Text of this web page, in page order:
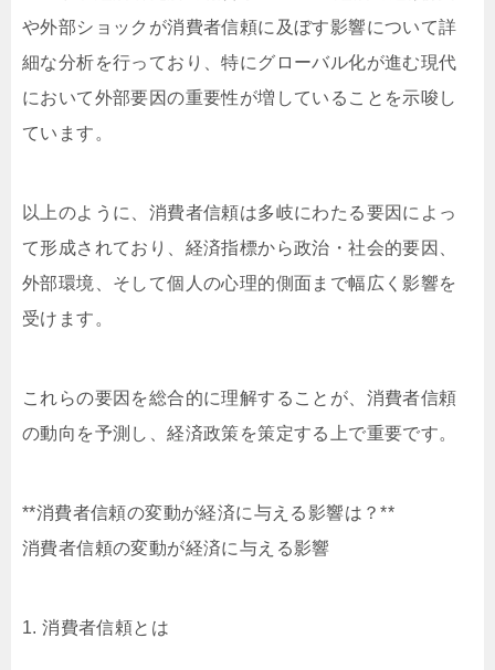
や外部ショックが消費者信頼に及ぼす影響について詳
細な分析を行っており、特にグローバル化が進む現代
において外部要因の重要性が増していることを示唆し
ています。
以上のように、消費者信頼は多岐にわたる要因によっ
て形成されており、経済指標から政治・社会的要因、
外部環境、そして個人の心理的側面まで幅広く影響を
受けます。
これらの要因を総合的に理解することが、消費者信頼
の動向を予測し、経済政策を策定する上で重要です。
**消費者信頼の変動が経済に与える影響は？**
消費者信頼の変動が経済に与える影響
1. 消費者信頼とは